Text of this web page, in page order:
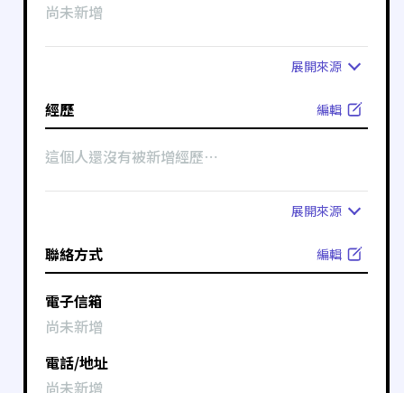
尚未新增
展開來源
經歷 編輯
這個人還沒有被新增經歷⋯
展開來源
聯絡方式 編輯
電子信箱
尚未新增
電話/地址
尚未新增